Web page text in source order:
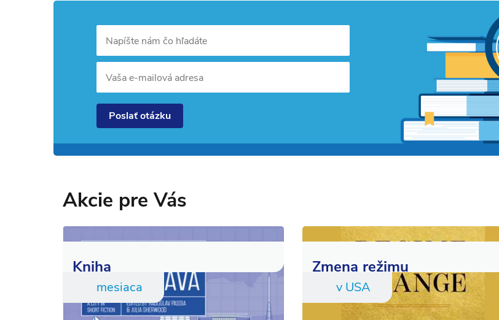
Napíšte nám čo hľadáte
Vaša e-mailová adresa
Poslať otázku
Akcie pre Vás
Kniha
mesiaca
Zmena režimu
v USA